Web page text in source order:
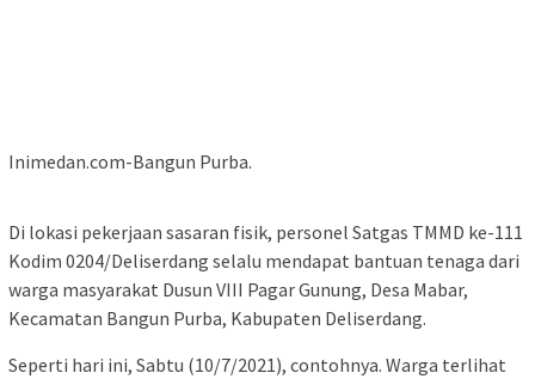
Inimedan.com-Bangun Purba.
Di lokasi pekerjaan sasaran fisik, personel Satgas TMMD ke-111
Kodim 0204/Deliserdang selalu mendapat bantuan tenaga dari
warga masyarakat Dusun VIII Pagar Gunung, Desa Mabar,
Kecamatan Bangun Purba, Kabupaten Deliserdang.
Seperti hari ini, Sabtu (10/7/2021), contohnya. Warga terlihat